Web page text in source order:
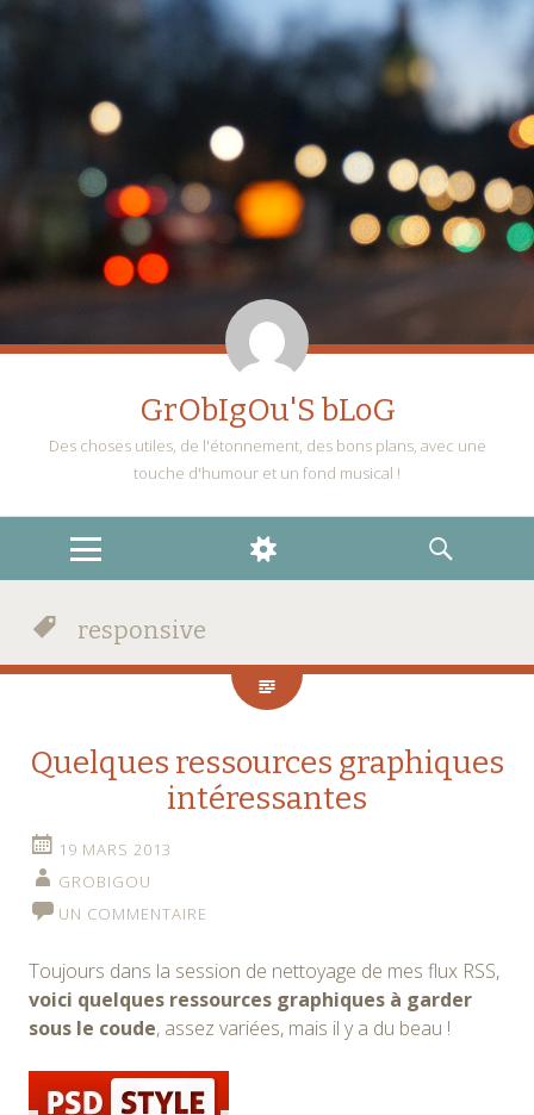
GrObIgOu'S bLoG
Des choses utiles, de l'étonnement, des bons plans, avec une
touche d'humour et un fond musical !
MENU
WIDGETS
RECHERCHE
responsive
Quelques ressources graphiques
intéressantes
19 MARS 2013
GROBIGOU
UN COMMENTAIRE
Toujours dans la session de nettoyage de mes flux RSS,
voici quelques ressources graphiques à garder
sous le coude, assez variées, mais il y a du beau !